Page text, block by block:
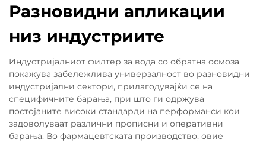
Разновидни апликации
низ индустриите
Индустријалниот филтер за вода со обратна осмоза
покажува забележлива универзалност во разновидни
индустријални сектори, прилагодувајќи се на
специфичните барања, при што ги одржува
постојаните високи стандарди на перформанси кои
задоволуваат различни прописни и оперативни
барања. Во фармацевтската производство, овие